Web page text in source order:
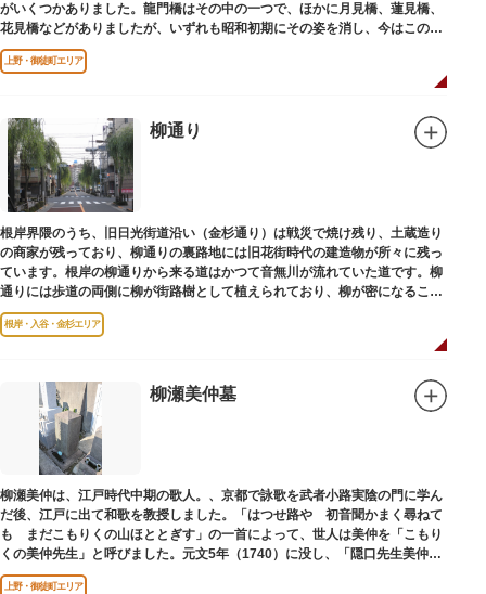
がいくつかありました。龍門橋はその中の一つで、ほかに月見橋、蓮見橋、
花見橋などがありましたが、いずれも昭和初期にその姿を消し、今はこの石
碑にその名残がわずかに残るだけです。
上野・御徒町エリア
柳通り
根岸界隈のうち、旧日光街道沿い（金杉通り）は戦災で焼け残り、土蔵造り
の商家が残っており、柳通りの裏路地には旧花街時代の建造物が所々に残っ
ています。根岸の柳通りから来る道はかつて音無川が流れていた道です。柳
通りには歩道の両側に柳が街路樹として植えられており、柳が密になるこの
通りがかつて花街のあった界隈です。
根岸・入谷・金杉エリア
柳瀬美仲墓
柳瀬美仲は、江戸時代中期の歌人。、京都で詠歌を武者小路実陰の門に学ん
だ後、江戸に出て和歌を教授しました。「はつせ路や 初音聞かまく尋ねて
も まだこもりくの山ほととぎす」の一首によって、世人は美仲を「こもり
くの美仲先生」と呼びました。元文5年（1740）に没し、「隠口先生美仲甫
之墓」と刻まれた墓が教證寺（きょうしょうじ）にあります。
上野・御徒町エリア